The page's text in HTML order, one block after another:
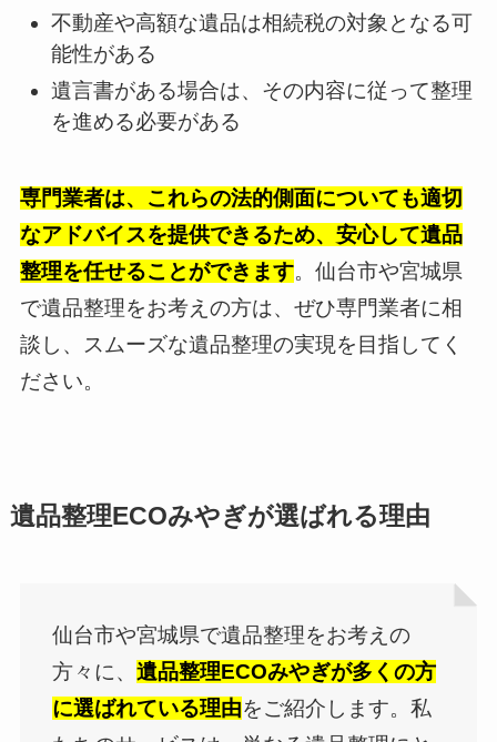
不動産や高額な遺品は相続税の対象となる可
能性がある
遺言書がある場合は、その内容に従って整理
を進める必要がある
専門業者は、これらの法的側面についても適切
なアドバイスを提供できるため、安心して遺品
整理を任せることができます。仙台市や宮城県
で遺品整理をお考えの方は、ぜひ専門業者に相
談し、スムーズな遺品整理の実現を目指してく
ださい。
遺品整理ECOみやぎが選ばれる理由
仙台市や宮城県で遺品整理をお考えの
方々に、遺品整理ECOみやぎが多くの方
に選ばれている理由をご紹介します。私